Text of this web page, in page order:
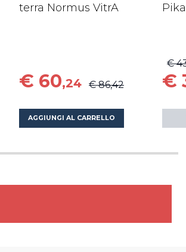
terra Normus VitrA
€ 60,24 € 86,42
AGGIUNGI AL CARRELLO
€
€